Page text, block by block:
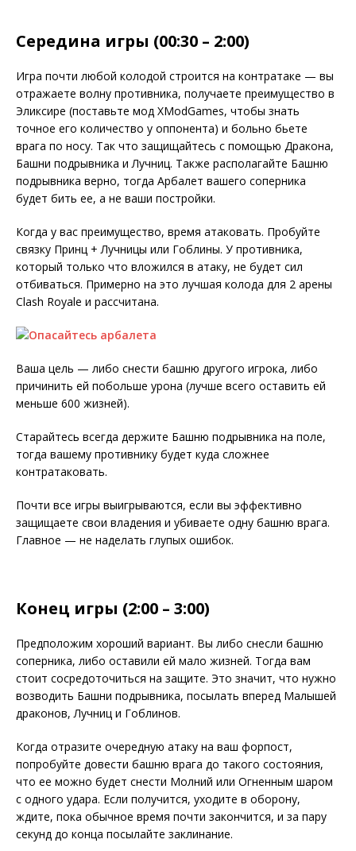
Середина игры (00:30 – 2:00)
Игра почти любой колодой строится на контратаке — вы
отражаете волну противника, получаете преимущество в
Эликсире (поставьте мод XModGames, чтобы знать
точное его количество у оппонента) и больно бьете
врага по носу. Так что защищайтесь с помощью Дракона,
Башни подрывника и Лучниц. Также располагайте Башню
подрывника верно, тогда Арбалет вашего соперника
будет бить ее, а не ваши постройки.
Когда у вас преимущество, время атаковать. Пробуйте
связку Принц + Лучницы или Гоблины. У противника,
который только что вложился в атаку, не будет сил
отбиваться. Примерно на это лучшая колода для 2 арены
Clash Royale и рассчитана.
Ваша цель — либо снести башню другого игрока, либо
причинить ей побольше урона (лучше всего оставить ей
меньше 600 жизней).
Старайтесь всегда держите Башню подрывника на поле,
тогда вашему противнику будет куда сложнее
контратаковать.
Почти все игры выигрываются, если вы эффективно
защищаете свои владения и убиваете одну башню врага.
Главное — не наделать глупых ошибок.
Конец игры (2:00 – 3:00)
Предположим хороший вариант. Вы либо снесли башню
соперника, либо оставили ей мало жизней. Тогда вам
стоит сосредоточиться на защите. Это значит, что нужно
возводить Башни подрывника, посылать вперед Малышей
драконов, Лучниц и Гоблинов.
Когда отразите очередную атаку на ваш форпост,
попробуйте довести башню врага до такого состояния,
что ее можно будет снести Молний или Огненным шаром
с одного удара. Если получится, уходите в оборону,
ждите, пока обычное время почти закончится, и за пару
секунд до конца посылайте заклинание.